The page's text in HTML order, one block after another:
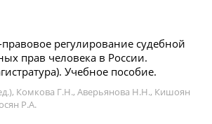
регулирование судебной
прав человека в России.
Учебное пособие.
Комкова Г.Н., Аверьянова Н.Н., Кишоян
Р.А.